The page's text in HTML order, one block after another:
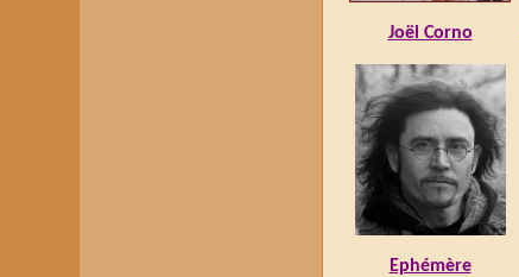
Joël Corno
Ephémère